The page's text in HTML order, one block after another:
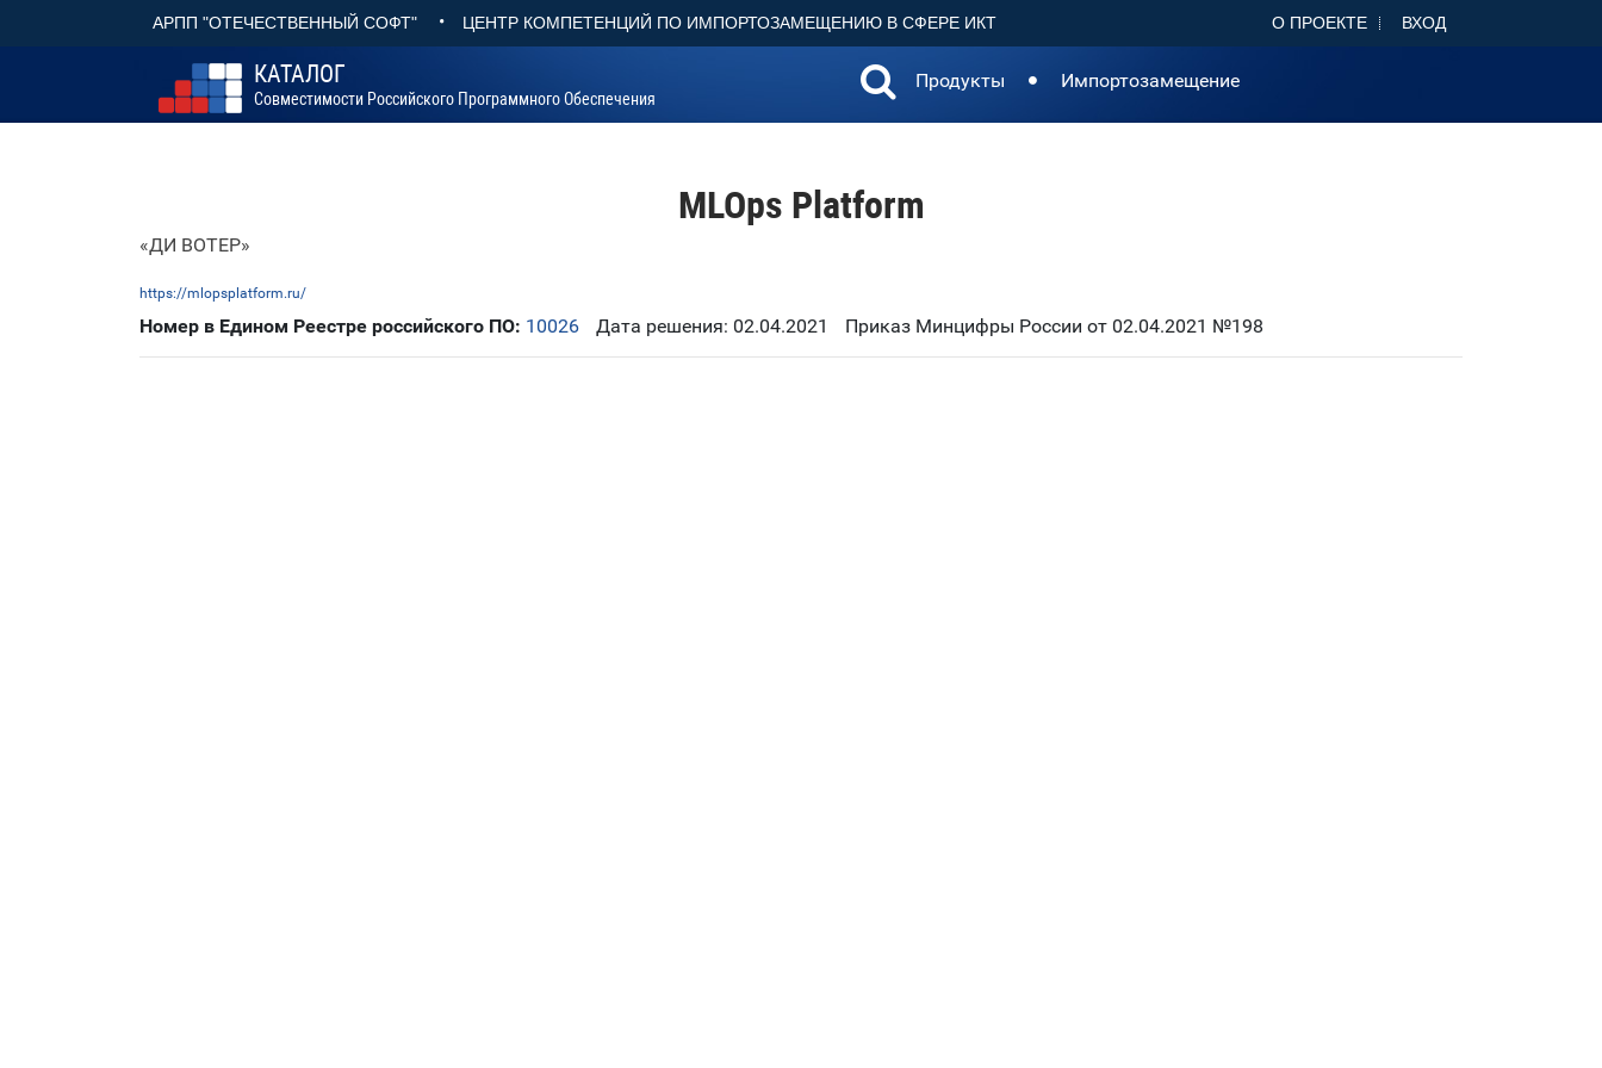
АРПП "ОТЕЧЕСТВЕННЫЙ СОФТ" • ЦЕНТР КОМПЕТЕНЦИЙ ПО ИМПОРТОЗАМЕЩЕНИЮ В СФЕРЕ ИКТ О ПРОЕКТЕ ВХОД
КАТАЛОГ
Совместимости Российского Программного Обеспечения
Продукты Импортозамещение
MLOps Platform
«ДИ ВОТЕР»
https://mlopsplatform.ru/
Номер в Едином Реестре российского ПО: 10026 Дата решения: 02.04.2021 Приказ Минцифры России от 02.04.2021 №198